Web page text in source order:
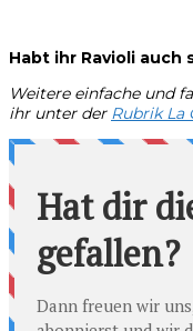
Habt ihr Ravioli auch
Weitere einfache und
ihr unter der Rubrik La